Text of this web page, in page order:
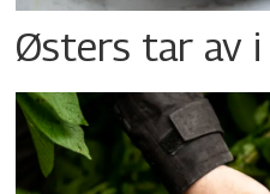
Østers tar av i